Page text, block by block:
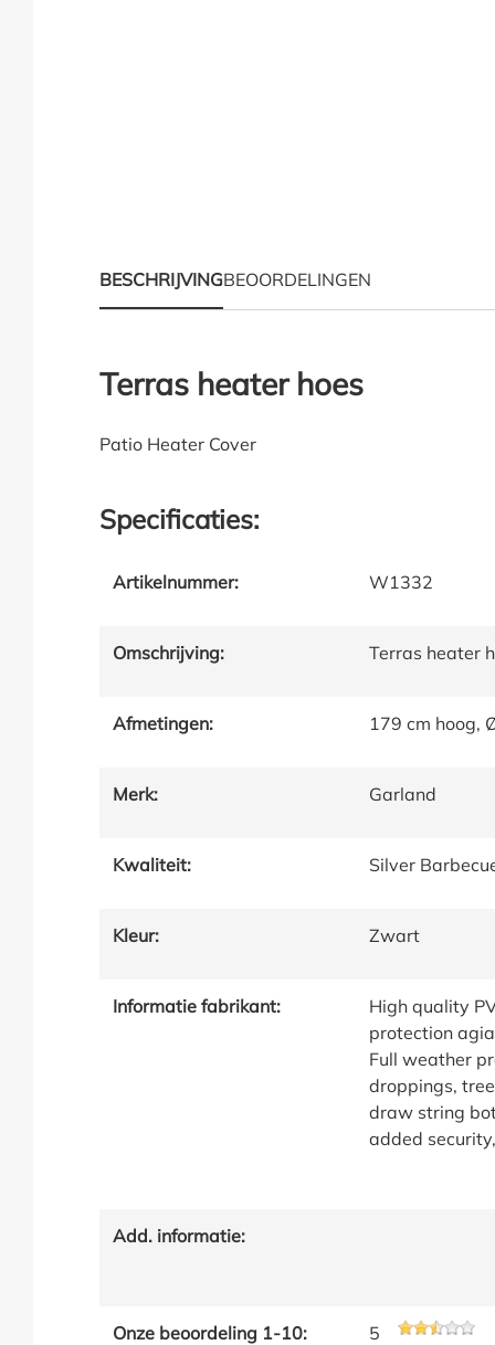
BESCHRIJVINGBEOORDELINGEN
Productinformatie
Terras heater hoes
Patio Heater Cover
Specificaties:
Artikelnummer: W1332
Omschrijving: Terras heater
Afmetingen: 179 cm hoog,
Merk: Garland
Kwaliteit: Silver
Kleur: Zwart
Informatie fabrikant:
High quality
protection
Full weather
droppings,
draw string
added
Add. informatie:
Onze beoordeling 1-10: 5